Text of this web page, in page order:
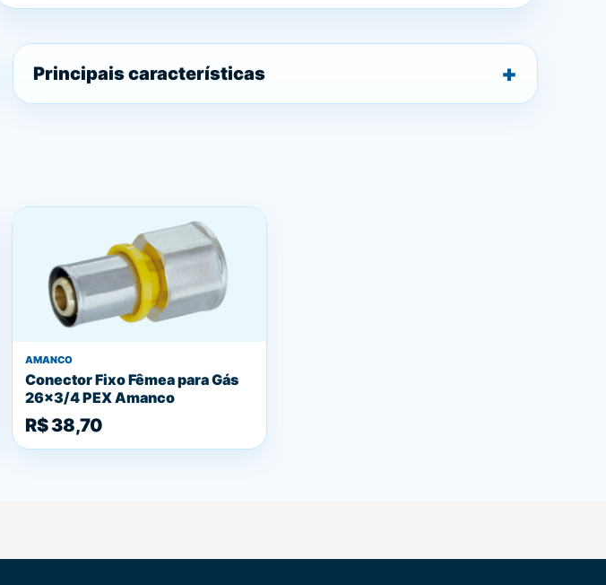
Principais características
AMANCO
Conector Fixo Fêmea para Gás
26x3/4 PEX Amanco
R$ 38,70